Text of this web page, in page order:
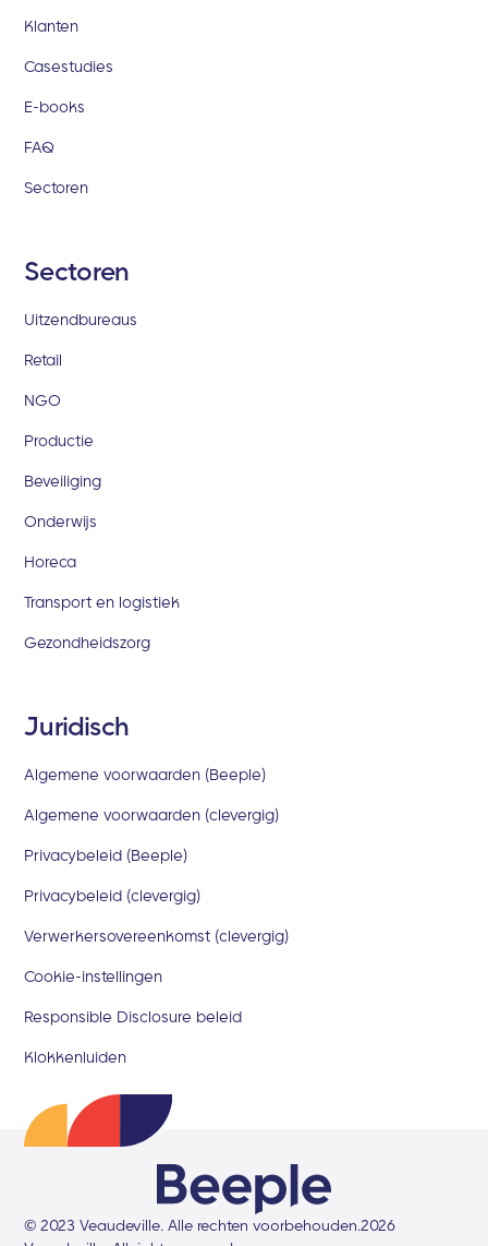
Klanten
Casestudies
E-books
FAQ
Sectoren
Sectoren
Uitzendbureaus
Retail
NGO
Productie
Beveiliging
Onderwijs
Horeca
Transport en logistiek
Gezondheidszorg
Juridisch
Algemene voorwaarden (Beeple)
Algemene voorwaarden (clevergig)
Privacybeleid (Beeple)
Privacybeleid (clevergig)
Verwerkersovereenkomst (clevergig)
Cookie-instellingen
Responsible Disclosure beleid
Klokkenluiden
© 2023 Veaudeville. Alle rechten voorbehouden.2026